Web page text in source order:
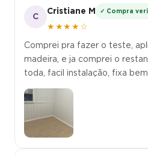
C
Cristiane M
★★★★☆
Comprei pra fazer o teste,
madeira, e ja comprei o
toda, facil instalação, fixa bem